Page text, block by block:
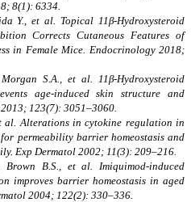
8(1): 6334.
Y., et al. Topical 11β-Hydroxysteroid
Corrects Cutaneous Features of
in Female Mice. Endocrinology 2018;
S.A., et al. 11β-Hydroxysteroid
age-induced skin structure and
123(7): 3051–3060.
al. Alterations in cytokine regulation in
permeability barrier homeostasis and
Exp Dermatol 2002; 11(3): 209–216.
Brown B.S., et al. Imiquimod-induced
improves barrier homeostasis in aged
2004; 122(2): 330–336.